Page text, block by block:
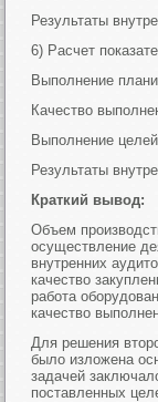
Результаты
6) Расчет
Выполнение
Качество
Выполнение
Результаты
Краткий вывод:
Объем
осуществление
внутренних
качество
работа
качество
Для решения
было изложена
задачей
поставленных